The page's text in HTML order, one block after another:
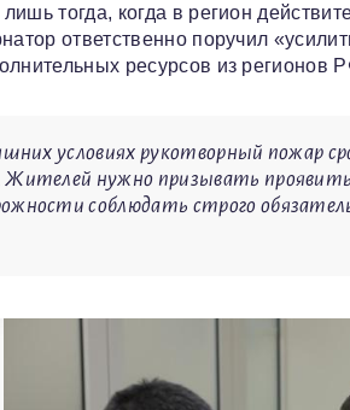
тогда, когда в регион
ответственно поручил
ресурсов из регионов
условиях рукотворный пожар
нужно призывать
соблюдать строго